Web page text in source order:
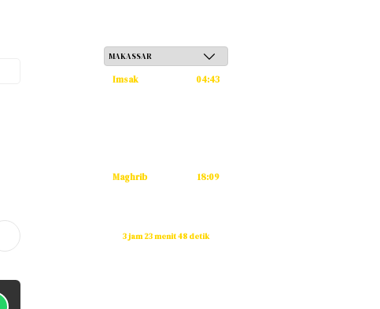
Imsak 04:43
Maghrib 18:09
3 jam 23 menit 47 detik